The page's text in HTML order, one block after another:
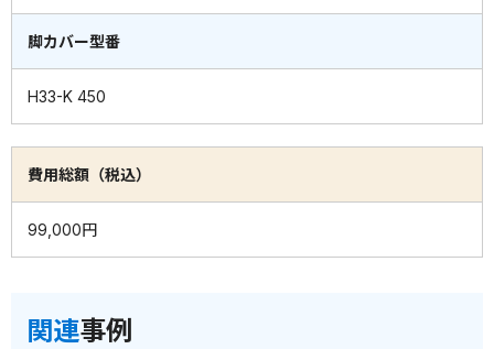
脚カバー型番
H33-K 450
費用総額（税込）
99,000円
関連事例